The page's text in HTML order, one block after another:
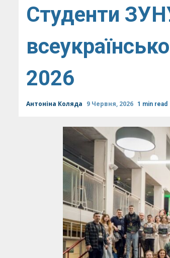
Студенти
2026
Антоніна Коляда 9 Червня, 2026 1 min read